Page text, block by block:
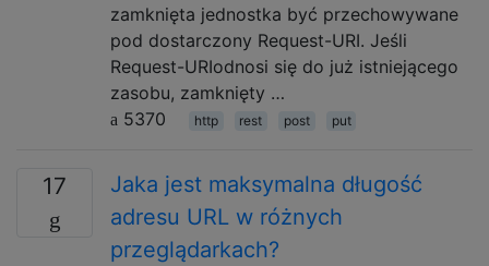
zamknięta jednostka być przechowywane
pod dostarczony Request-URI. Jeśli
Request-URIodnosi się do już istniejącego
zasobu, zamknięty …
5370
http rest post put
17
Jaka jest maksymalna długość
adresu URL w różnych
przeglądarkach?